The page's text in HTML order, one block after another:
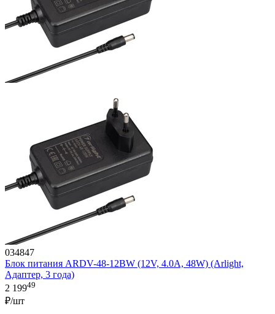
034847
Блок питания ARDV-48-12BW (12V, 4.0A, 48W) (Arlight,
Адаптер, 3 года)
2 19949
₽/шт